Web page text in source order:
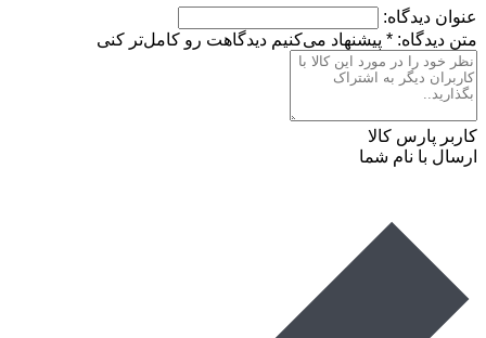
عنوان دیدگاه:
متن دیدگاه: * پیشنهاد می‌کنیم دیدگاهت رو کامل‌تر کنی
کاربر پارس کالا
ارسال با نام شما